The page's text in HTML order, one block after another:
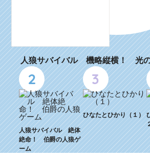
人狼サバイバル 機略縦横！ 光
2
人狼サバイバル 絶体
絶命！ 伯爵の人狼ゲ
ーム
3
ひなたとひかり（１）